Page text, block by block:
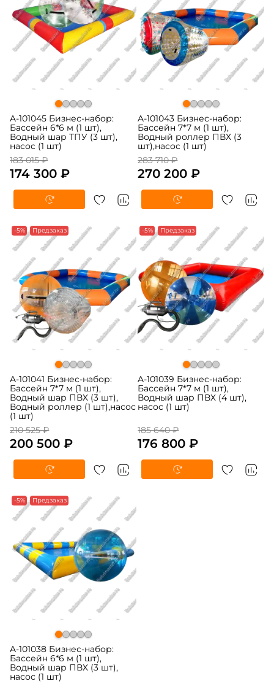
A-101045 Бизнес-набор:
Бассейн 6*6 м (1 шт),
Водный шар ТПУ (3 шт),
насос (1 шт)
183 015 ₽
174 300 ₽
A-101043 Бизнес-набор:
Бассейн 7*7 м (1 шт),
Водный роллер ПВХ (3
шт),насос (1 шт)
283 710 ₽
270 200 ₽
-5% Предзаказ
A-101041 Бизнес-набор:
Бассейн 7*7 м (1 шт),
Водный шар ПВХ (3 шт),
Водный роллер (1 шт),насос
(1 шт)
210 525 ₽
200 500 ₽
-5% Предзаказ
A-101039 Бизнес-набор:
Бассейн 7*7 м (1 шт),
Водный шар ПВХ (4 шт),
насос (1 шт)
185 640 ₽
176 800 ₽
-5% Предзаказ
A-101038 Бизнес-набор:
Бассейн 6*6 м (1 шт),
Водный шар ПВХ (3 шт),
насос (1 шт)